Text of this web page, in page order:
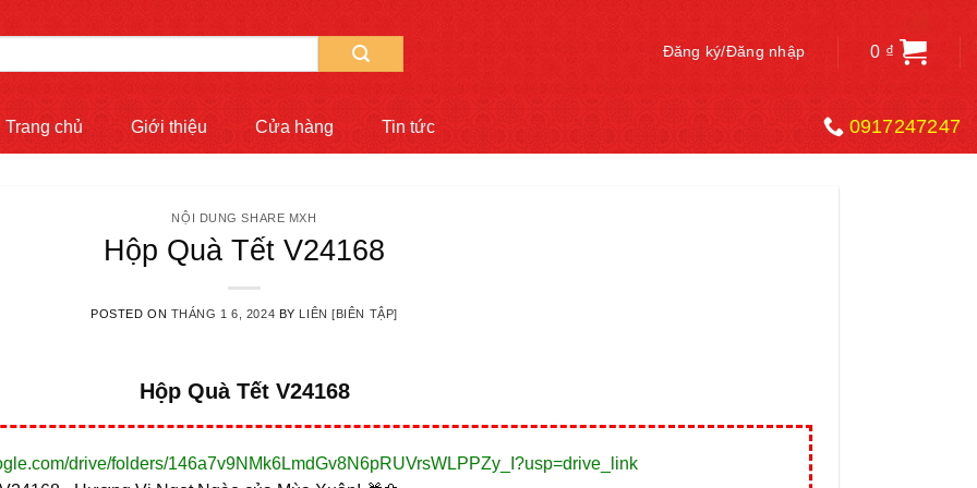
Đăng ký/Đăng nhập 0 ₫
Trang chủ Giới thiệu Cửa hàng Tin tức 0917247247
NỘI DUNG SHARE MXH
Hộp Quà Tết V24168
POSTED ON THÁNG 1 6, 2024 BY LIÊN [BIÊN TẬP]
Hộp Quà Tết V24168
drive/folders/146a7v9NMk6LmdGv8N6pRUVrsWLPPZy_I?usp=drive_link